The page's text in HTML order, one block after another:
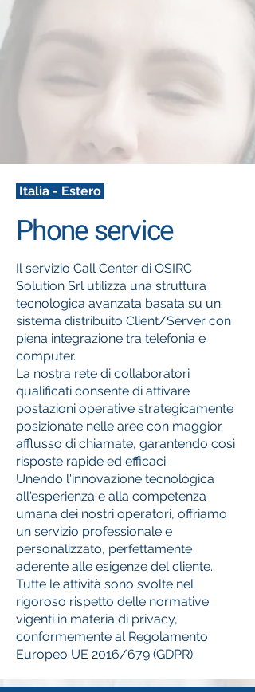
Italia - Estero
Phone service
Il servizio Call Center di OSIRC
Solution Srl utilizza una struttura
tecnologica avanzata basata su un
sistema distribuito Client/Server con
piena integrazione tra telefonia e
computer.
La nostra rete di collaboratori
qualificati consente di attivare
postazioni operative strategicamente
posizionate nelle aree con maggior
afflusso di chiamate, garantendo così
risposte rapide ed efficaci.
Unendo l'innovazione tecnologica
all'esperienza e alla competenza
umana dei nostri operatori, offriamo
un servizio professionale e
personalizzato, perfettamente
aderente alle esigenze del cliente.
Tutte le attività sono svolte nel
rigoroso rispetto delle normative
vigenti in materia di privacy,
conformemente al Regolamento
Europeo UE 2016/679 (GDPR).